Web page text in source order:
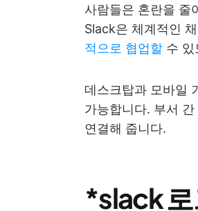
사람들은 혼란을 줄
Slack은 체계적인
적으로 협업할 수 있
데스크탑과 모바일
가능합니다. 부서
연결해 줍니다.
*slack